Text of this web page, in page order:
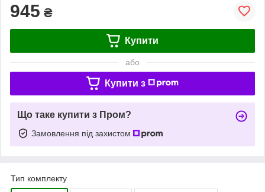
945 ₴
Купити
або
Купити з
Що таке купити з Пром?
Замовлення під захистом
Тип комплекту